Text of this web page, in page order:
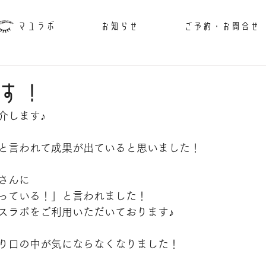
マユラボ お知らせ ご予約・お問合せ
！
します♪
われて成果が出ていると思いました！
んに
ている！」と言われました！
ラボをご利用いただいております♪
の中が気にならなくなりました！